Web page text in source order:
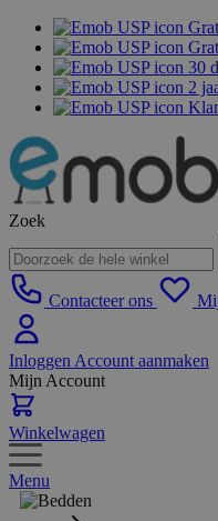
30
2
Zoek
Contacteer ons
Inloggen Account aanmaken
Mijn Account
Winkelwagen
Menu